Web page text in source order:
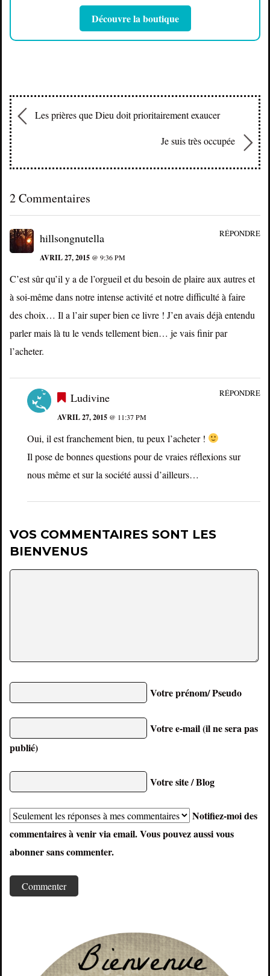
Découvre la boutique
Les prières que Dieu doit prioritairement exaucer
Je suis très occupée
2 Commentaires
hillsongnutella
AVRIL 27, 2015 @ 9:36 PM
C’est sûr qu’il y a de l’orgueil et du besoin de plaire aux autres et
à soi-même dans notre intense activité et notre difficulté à faire
des choix… Il a l’air super bien ce livre ! J’en avais déjà entendu
parler mais là tu le vends tellement bien… je vais finir par
l’acheter.
RÉPONDRE
Ludivine
AVRIL 27, 2015 @ 11:37 PM
Oui, il est franchement bien, tu peux l’acheter !
Il pose de bonnes questions pour de vraies réflexions sur
nous même et sur la société aussi d’ailleurs…
RÉPONDRE
VOS COMMENTAIRES SONT LES
BIENVENUS
Votre prénom/ Pseudo
Votre e-mail (il ne sera pas
publié)
Votre site / Blog
Notifiez-moi des
commentaires à venir via email. Vous pouvez aussivous
abonnersans commenter.